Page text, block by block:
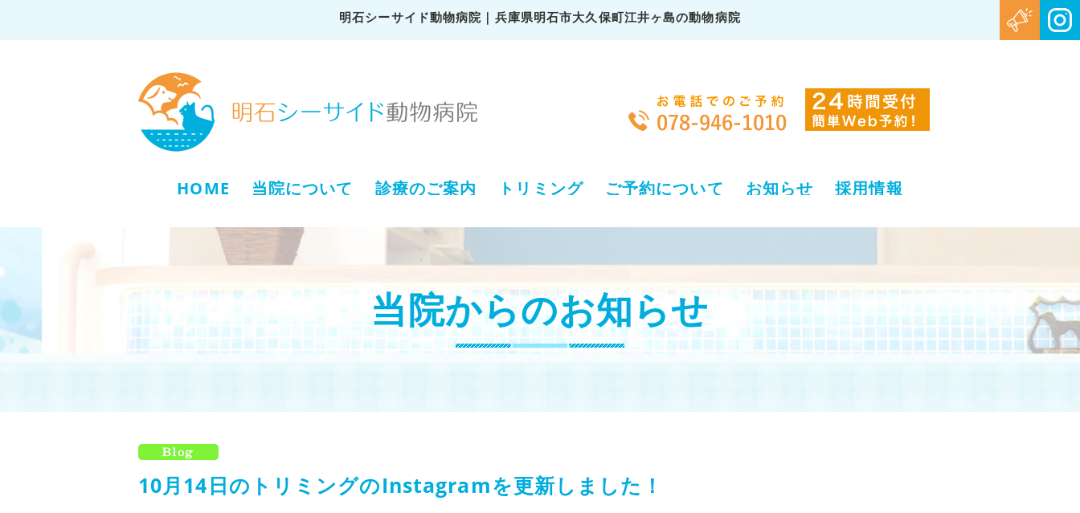
明石シーサイド動物病院｜兵庫県明石市大久保町江井ヶ島の動物病院
HOME 当院について 診療のご案内 トリミング ご予約について お知らせ 採用情報
当院からのお知らせ
10月14日のトリミングのInstagramを更新しました！